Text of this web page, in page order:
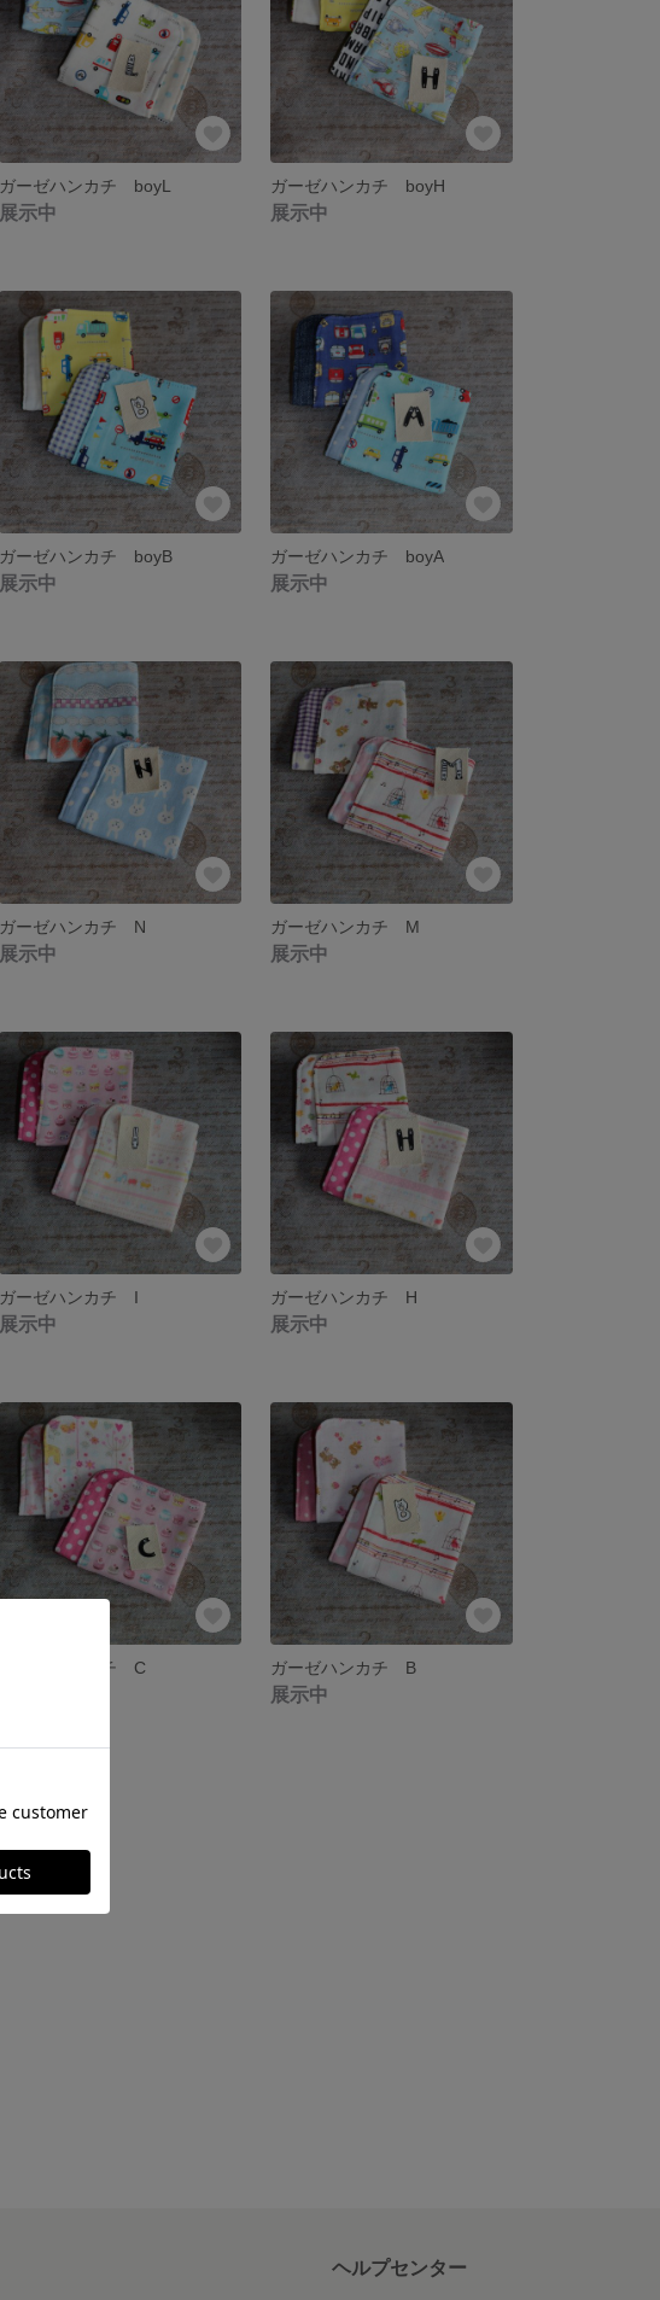
ガーゼハンカチ boyL
展示中
ガーゼハンカチ boyH
展示中
ガーゼハンカチ boyB
展示中
ガーゼハンカチ boyA
展示中
ガーゼハンカチ N
展示中
ガーゼハンカチ M
展示中
ガーゼハンカチ I
展示中
ガーゼハンカチ H
展示中
ガーゼハンカチ C ガーゼハンカチ B
展示中
ヘルプセンター